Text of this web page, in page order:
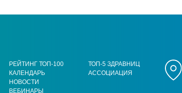
РЕЙТИНГ ТОП-100
КАЛЕНДАРЬ
НОВОСТИ
ВЕБИНАРЫ
ТОП-5 ЗДРАВНИЦ
АССОЦИАЦИЯ